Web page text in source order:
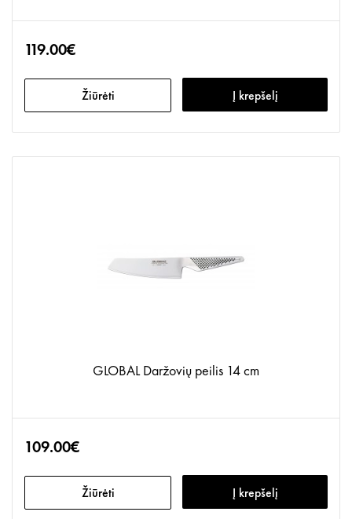
119.00€
Žiūrėti Į krepšelį
GLOBAL Daržovių peilis 14 cm
109.00€
Žiūrėti Į krepšelį